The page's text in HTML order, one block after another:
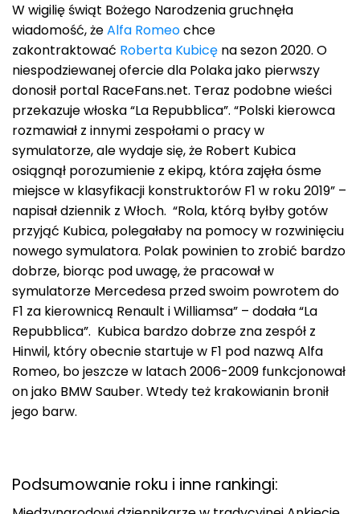
W wigilię świąt Bożego Narodzenia gruchnęła
wiadomość, żeAlfa Romeochce
zakontraktować Roberta Kubicę na sezon 2020. O
niespodziewanej ofercie dla Polaka jako pierwszy
donosił portal RaceFans.net. Teraz podobne wieści
przekazuje włoska “La Repubblica”. “Polski kierowca
rozmawiał z innymi zespołami o pracy w
symulatorze, ale wydaje się, że Robert Kubica
osiągnął porozumienie z ekipą, która zajęła ósme
miejsce w klasyfikacji konstruktorów F1 w roku 2019” –
napisał dziennik z Włoch. “Rola, którą byłby gotów
przyjąć Kubica, polegałaby na pomocy w rozwinięciu
nowego symulatora. Polak powinien to zrobić bardzo
dobrze, biorąc pod uwagę, że pracował w
symulatorze Mercedesa przed swoim powrotem do
F1 za kierownicą Renault i Williamsa” – dodała “La
Repubblica”. Kubica bardzo dobrze zna zespół z
Hinwil, który obecnie startuje w F1 pod nazwą Alfa
Romeo, bo jeszcze w latach 2006-2009 funkcjonował
on jako BMW Sauber. Wtedy też krakowianin bronił
jego barw.
Podsumowanie roku i inne rankingi: